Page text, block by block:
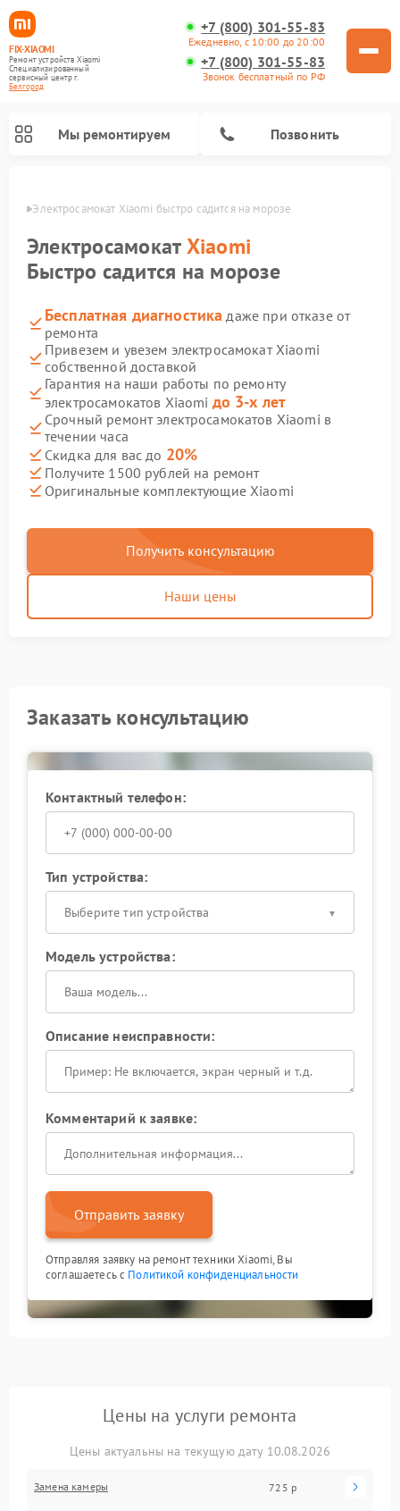
FIX-XIAOMI
Ремонт устройств Xiaomi
Специализированный
cервисный центр г.
Белгород
+7 (800) 301-55-83
Ежедневно, с 10:00 до 20:00
+7 (800) 301-55-83
Звонок бесплатный по РФ
Мы ремонтируем Позвонить
Электросамокат Xiaomi быстро садится на морозе
ЭлектросамокатXiaomi
Быстро садится на морозе
Бесплатная диагностика даже при отказе от
ремонта
Привезем и увезем электросамокат Xiaomi
собственной доставкой
Гарантия на наши работы по ремонту
электросамокатов Xiaomi до 3-х лет
Срочный ремонт электросамокатов Xiaomi в
течении часа
Скидка для вас до 20%
Получите 1500 рублей на ремонт
Оригинальные комплектующие Xiaomi
Получить консультацию
Наши цены
Заказать консультацию
Контактный телефон:
Тип устройства:
Выберите тип устройства
Модель устройства:
Описание неисправности:
Комментарий к заявке:
Отправить заявку
Отправляя заявку на ремонт техники Xiaomi, Вы
соглашаетесь с Политикой конфиденциальности
Цены на услуги ремонта
Цены актуальны на текущую дату 10.08.2026
Замена камеры 725 р